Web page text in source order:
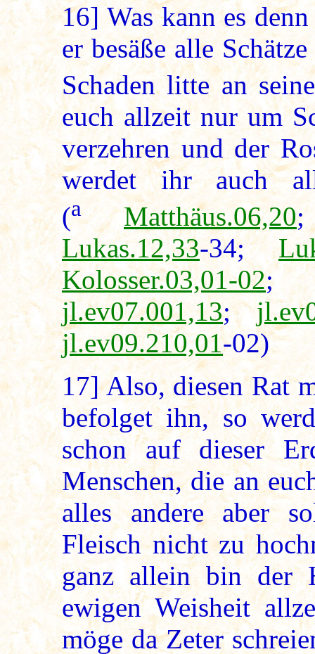
16] Was kann es
er besäße alle
Schaden litte an
euch allzeit nur um
verzehren und der
werdet ihr auch
(a Matthäus.06,20
Lukas.12,33-34;
Kolosser.03,01-02
jl.ev07.001,13;
jl.ev09.210,01-02)
17]Also, diesen Rat
befolget ihn, so
schon auf dieser
Menschen, die an
alles andere aber
Fleisch nicht zu
ganz allein bin der
ewigen Weisheit
möge da Zeter